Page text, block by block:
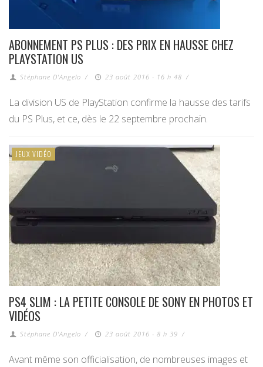
ABONNEMENT PS PLUS : DES PRIX EN HAUSSE CHEZ
PLAYSTATION US
Stéphane D'Angelo / 23 août 2016 - 16 h 48 /
La division US de PlayStation confirme la hausse des tarifs
du PS Plus, et ce, dès le 22 septembre prochain.
JEUX VIDÉO
PS4 SLIM : LA PETITE CONSOLE DE SONY EN PHOTOS ET
VIDÉOS
Stéphane D'Angelo / 23 août 2016 - 8 h 39 /
Avant même son officialisation, de nombreuses images et